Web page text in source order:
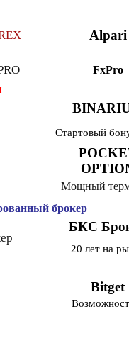
Alpari
FxPro
Стартовый
Мощный
брокер
БКС
20 лет на
Bitget